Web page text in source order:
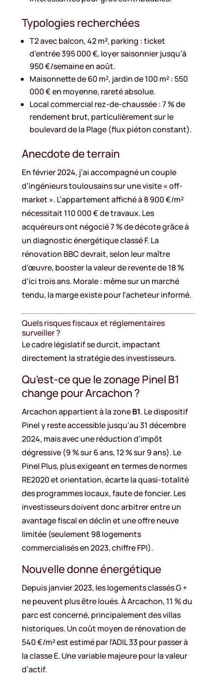
Typologies recherchées
T2 avec balcon, 42 m², parking : ticket
d’entrée 395 000 €, loyer saisonnier jusqu’à
950 €/semaine en août.
Maisonnette de 60 m², jardin de 100 m² : 550
000 € en moyenne, rareté absolue.
Local commercial rez-de-chaussée : 7 % de
rendement brut, particulièrement sur le
boulevard de la Plage (flux piéton constant).
Anecdote de terrain
En février 2024, j’ai accompagné un couple
d’ingénieurs toulousains sur une visite « off-
market ». L’appartement affiché à 8 900 €/m²
nécessitait 110 000 € de travaux. Les
acquéreurs ont négocié 7 % de décote grâce à
un diagnostic énergétique classé F. La
rénovation BBC devrait, selon leur maître
d’œuvre, booster la valeur de revente de 18 %
d’ici trois ans. Morale : même sur un marché
tendu, la marge existe pour l’acheteur informé.
Quels risques fiscaux et réglementaires
surveiller ?
Le cadre législatif se durcit, impactant
directement la stratégie des investisseurs.
Qu’est-ce que le zonage Pinel B1
change pour Arcachon ?
Arcachon appartient à la zoneB1. Le dispositif
Pinel y reste accessible jusqu’au 31 décembre
2024, mais avec une réduction d’impôt
dégressive (9 % sur 6 ans, 12 % sur 9 ans). Le
Pinel Plus, plus exigeant en termes de normes
RE2020 et orientation, écarte la quasi-totalité
des programmes locaux, faute de foncier. Les
investisseurs doivent donc arbitrer entre un
avantage fiscal en déclin et une offre neuve
limitée (seulement 98 logements
commercialisés en 2023, chiffre FPI).
Nouvelle donne énergétique
Depuis janvier 2023, les logements classés G +
ne peuvent plus être loués. À Arcachon, 11 % du
parc est concerné, principalement des villas
historiques. Un coût moyen de rénovation de
540 €/m² est estimé par l’ADIL 33 pour passer à
la classe E. Une variable majeure pour la valeur
d’actif.